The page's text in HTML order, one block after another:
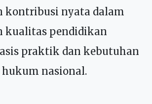
kontribusi nyata dalam
kualitas pendidikan
praktik dan kebutuhan
nasional.